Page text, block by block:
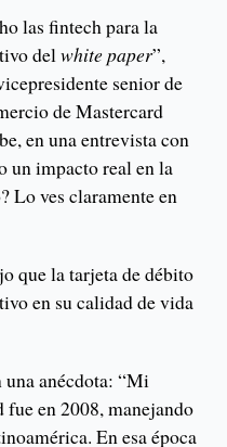
las fintech para la
delwhite paper”,
senior de
de Mastercard
en una entrevista con
un impacto real en la
Lo ves claramente en
que la tarjeta de débito
en su calidad de vida
anécdota: “Mi
en 2008, manejando
En esa época